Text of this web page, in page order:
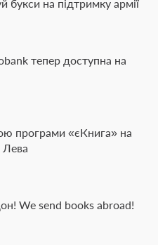
на підтримку армії
тепер доступна на
програми «єКнига» на
Лева
We send books abroad!